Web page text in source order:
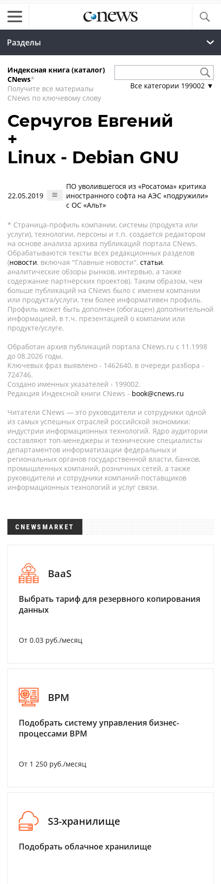
Разделы
Индексная книга (каталог)
CNews*
Получите все материалы
CNews по ключевому слову
Все категории 199002 ▼
Серчугов Евгений
+
Linux - Debian GNU
22.05.2019
ПО уволившегося из «Росатома» критика
иностранного софта на АЭС «подружили»
с ОС «Альт»
* Страница-профиль компании, системы (продукта или
услуги), технологии, персоны и т.п. создается редактором
на основе анализа архива публикаций портала CNews.
Обрабатываются тексты всех редакционных разделов
(новости, включая "Главные новости", статьи,
аналитические обзоры рынков, интервью, а также
содержание партнёрских проектов). Таким образом, чем
больше публикаций на CNews было с именем компании
или продукта/услуги, тем более информативен профиль.
Профиль может быть дополнен (обогащен) дополнительной
информацией, в т.ч. презентацией о компании или
продукте/услуге.
Обработан архив публикаций портала CNews.ru c 11.1998
до 08.2026 годы.
Ключевых фраз выявлено - 1462640, в очереди разбора -
724746.
Создано именных указателей - 199002.
Редакция Индексной книги CNews - book@cnews.ru
Читатели CNews — это руководители и сотрудники одной
из самых успешных отраслей российской экономики:
индустрии информационных технологий. Ядро аудитории
составляют топ-менеджеры и технические специалисты
департаментов информатизации федеральных и
региональных органов государственной власти, банков,
промышленных компаний, розничных сетей, а также
руководители и сотрудники компаний-поставщиков
информационных технологий и услуг связи.
CNEWSMARKET
BaaS
Выбрать тариф для резервного копирования
данных
От 0.03 руб./месяц
BPM
Подобрать систему управления бизнес-
процессами BPM
От 1 250 руб./месяц
S3-хранилище
Подобрать облачное хранилище